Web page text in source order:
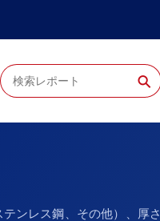
⚲
ンレス鋼、その他）、厚さ